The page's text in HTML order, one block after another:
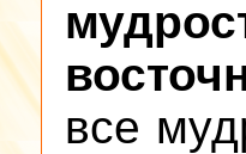
все